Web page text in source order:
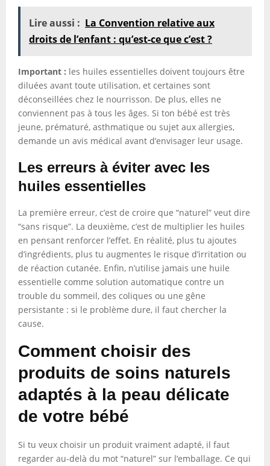
Lire aussi : La Convention relative aux
droits de l’enfant : qu’est-ce que c’est ?
Important : les huiles essentielles doivent toujours être
diluées avant toute utilisation, et certaines sont
déconseillées chez le nourrisson. De plus, elles ne
conviennent pas à tous les âges. Si ton bébé est très
jeune, prématuré, asthmatique ou sujet aux allergies,
demande un avis médical avant d’envisager leur usage.
Les erreurs à éviter avec les
huiles essentielles
La première erreur, c’est de croire que “naturel” veut dire
“sans risque”. La deuxième, c’est de multiplier les huiles
en pensant renforcer l’effet. En réalité, plus tu ajoutes
d’ingrédients, plus tu augmentes le risque d’irritation ou
de réaction cutanée. Enfin, n’utilise jamais une huile
essentielle comme solution automatique contre un
trouble du sommeil, des coliques ou une gêne
persistante : si le problème dure, il faut chercher la
cause.
Comment choisir des
produits de soins naturels
adaptés à la peau délicate
de votre bébé
Si tu veux choisir un produit vraiment adapté, il faut
regarder au-delà du mot “naturel” sur l’emballage. Ce qui